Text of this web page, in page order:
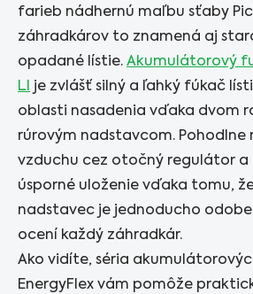
farieb nádhernú maľbu sťaby
záhradkárov to znamená aj
opadané lístie. Akumulátorový
LI je zvlášť silný a ľahký fúkač
oblasti nasadenia vďaka dvom
rúrovým nadstavcom. Pohodlne
vzduchu cez otočný regulátor a
úsporné uloženie vďaka tomu,
nadstavec je jednoducho
ocení každý záhradkár.
Ako vidíte, séria
EnergyFlex vám pomôže